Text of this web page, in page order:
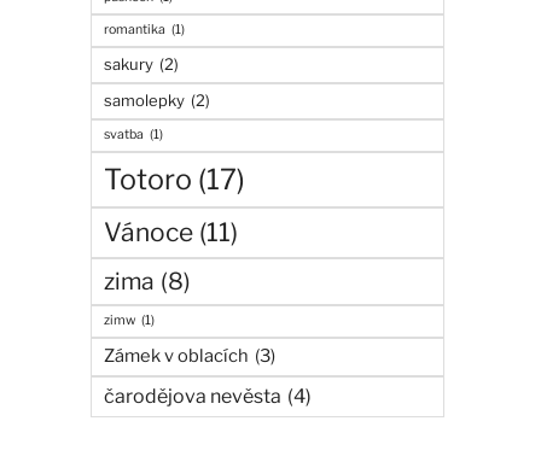
romantika (1)
sakury (2)
samolepky (2)
svatba (1)
Totoro (17)
Vánoce (11)
zima (8)
zimw (1)
Zámek v oblacích (3)
čarodějova nevěsta (4)